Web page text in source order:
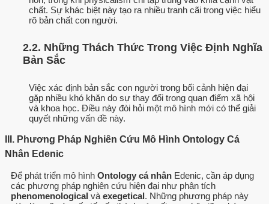
chất. Sự khác biệt này tạo ra nhiều tranh cãi trong việc hiểu
rõ bản chất con người.
2.2. Những Thách Thức Trong Việc Định Nghĩa
Bản Sắc
Việc xác định bản sắc con người trong bối cảnh hiện đại
gặp nhiều khó khăn do sự thay đổi trong quan điểm xã hội
và khoa học. Điều này đòi hỏi một mô hình mới có thể giải
quyết những vấn đề này.
III. Phương Pháp Nghiên Cứu Mô Hình Ontology Cá
Nhân Edenic
Để phát triển mô hình Ontology cá nhân Edenic, cần áp dụng
các phương pháp nghiên cứu hiện đại như phân tích
phenomenological và exegetical. Những phương pháp này